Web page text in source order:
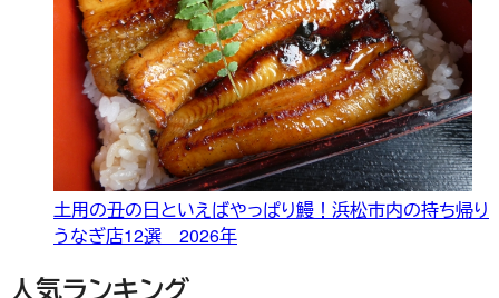
土用の丑の日といえばやっぱり鰻！浜松市内の持ち帰り
うなぎ店12選 2026年
人気ランキング